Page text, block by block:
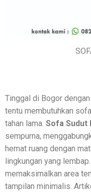
Tinggal di Bogor
tentu membutuhkan
tahan lama. Sofa Sudut
sempurna,
hemat ruang dengan
lingkungan yang
memaksimalkan area
tampilan minimalis.